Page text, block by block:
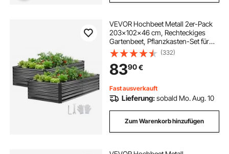
VEVOR Hochbeet Metall 2er-Pack
203x102x46 cm, Rechteckiges
Gartenbeet, Pflanzkasten-Set für
den Außenbereich, Gemüsebeet mit
Handschuhen, Blumenbeet,
Pflanzbeet, Pflanzkurbel für Blumen
& Gemüse
(332)
8390€
Fast ausverkauft
Lieferung:sobald Mo. Aug. 10
Zum Warenkorb hinzufügen